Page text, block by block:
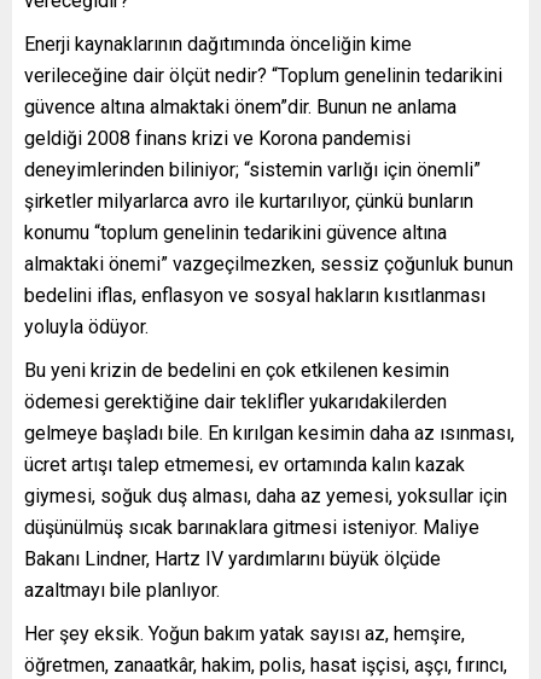
Enerji kaynaklarının dağıtımında önceliğin kime
verileceğine dair ölçüt nedir? “Toplum genelinin tedarikini
güvence altına almaktaki önem”dir. Bunun ne anlama
geldiği 2008 finans krizi ve Korona pandemisi
deneyimlerinden biliniyor; “sistemin varlığı için önemli”
şirketler milyarlarca avro ile kurtarılıyor, çünkü bunların
konumu “toplum genelinin tedarikini güvence altına
almaktaki önemi” vazgeçilmezken, sessiz çoğunluk bunun
bedelini iflas, enflasyon ve sosyal hakların kısıtlanması
yoluyla ödüyor.
Bu yeni krizin de bedelini en çok etkilenen kesimin
ödemesi gerektiğine dair teklifler yukarıdakilerden
gelmeye başladı bile. En kırılgan kesimin daha az ısınması,
ücret artışı talep etmemesi, ev ortamında kalın kazak
giymesi, soğuk duş alması, daha az yemesi, yoksullar için
düşünülmüş sıcak barınaklara gitmesi isteniyor. Maliye
Bakanı Lindner, Hartz IV yardımlarını büyük ölçüde
azaltmayı bile planlıyor.
Her şey eksik. Yoğun bakım yatak sayısı az, hemşire,
öğretmen, zanaatkâr, hakim, polis, hasat işçisi, aşçı, fırıncı,